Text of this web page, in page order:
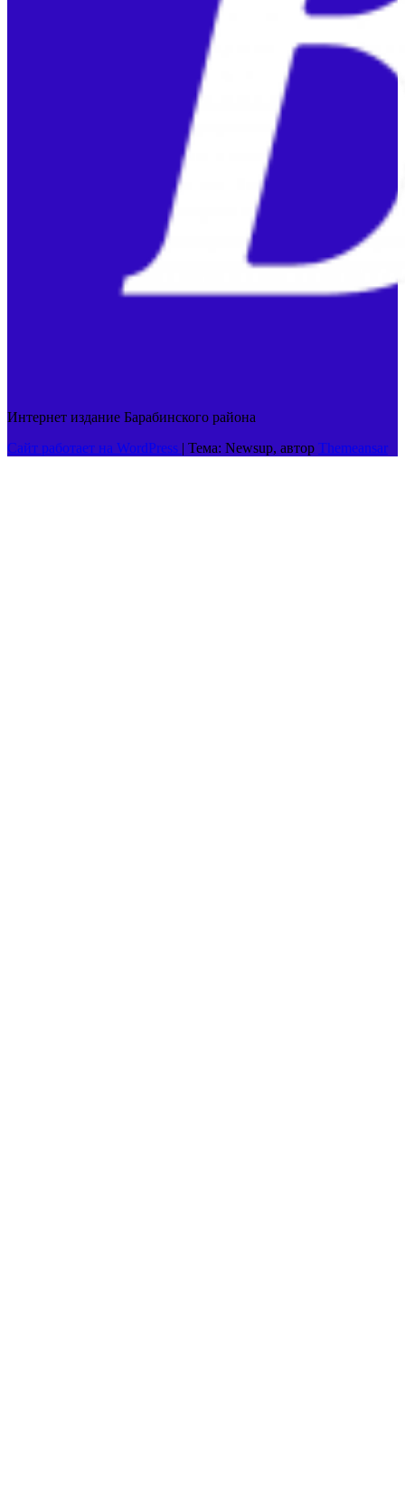
Интернет издание Барабинского района
Сайт работает на WordPress | Тема: Newsup, автор Themeansar